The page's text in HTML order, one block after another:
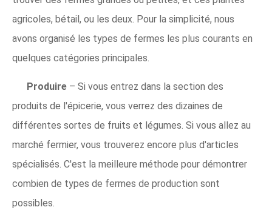
agricoles, bétail, ou les deux. Pour la simplicité, nous
avons organisé les types de fermes les plus courants en
quelques catégories principales.
Produire – Si vous entrez dans la section des
produits de l'épicerie, vous verrez des dizaines de
différentes sortes de fruits et légumes. Si vous allez au
marché fermier, vous trouverez encore plus d'articles
spécialisés. C'est la meilleure méthode pour démontrer
combien de types de fermes de production sont
possibles.